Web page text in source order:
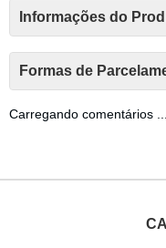
Informações do
Formas de
Carregando comentários ...